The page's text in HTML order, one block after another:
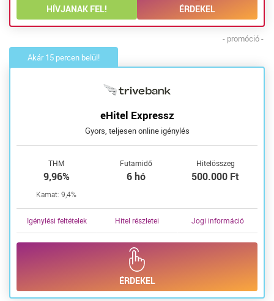
HÍVJANAK FEL! ÉRDEKEL
- promóció -
Akár 15 percen belül!
eHitel Expressz
Gyors, teljesen online igénylés
THM
9,96%
Kamat: 9,4%
Futamidő
6 hó
Hitelösszeg
500.000 Ft
Igénylési feltételek Hitel részletei Jogi információ
ÉRDEKEL